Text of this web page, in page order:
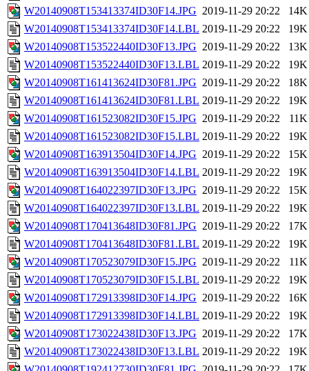
W20140908T153413374ID30F14.JPG 2019-11-29 20:22
14K
W20140908T153413374ID30F14.LBL 2019-11-29 20:22
19K
W20140908T153522440ID30F13.JPG 2019-11-29 20:22
13K
W20140908T153522440ID30F13.LBL 2019-11-29 20:22
19K
W20140908T161413624ID30F81.JPG 2019-11-29 20:22
18K
W20140908T161413624ID30F81.LBL 2019-11-29 20:22
19K
W20140908T161523082ID30F15.JPG 2019-11-29 20:22
11K
W20140908T161523082ID30F15.LBL 2019-11-29 20:22
19K
W20140908T163913504ID30F14.JPG 2019-11-29 20:22
15K
W20140908T163913504ID30F14.LBL 2019-11-29 20:22
19K
W20140908T164022397ID30F13.JPG 2019-11-29 20:22
15K
W20140908T164022397ID30F13.LBL 2019-11-29 20:22
19K
W20140908T170413648ID30F81.JPG 2019-11-29 20:22
17K
W20140908T170413648ID30F81.LBL 2019-11-29 20:22
19K
W20140908T170523079ID30F15.JPG 2019-11-29 20:22
11K
W20140908T170523079ID30F15.LBL 2019-11-29 20:22
19K
W20140908T172913398ID30F14.JPG 2019-11-29 20:22
16K
W20140908T172913398ID30F14.LBL 2019-11-29 20:22
19K
W20140908T173022438ID30F13.JPG 2019-11-29 20:22
17K
W20140908T173022438ID30F13.LBL 2019-11-29 20:22
19K